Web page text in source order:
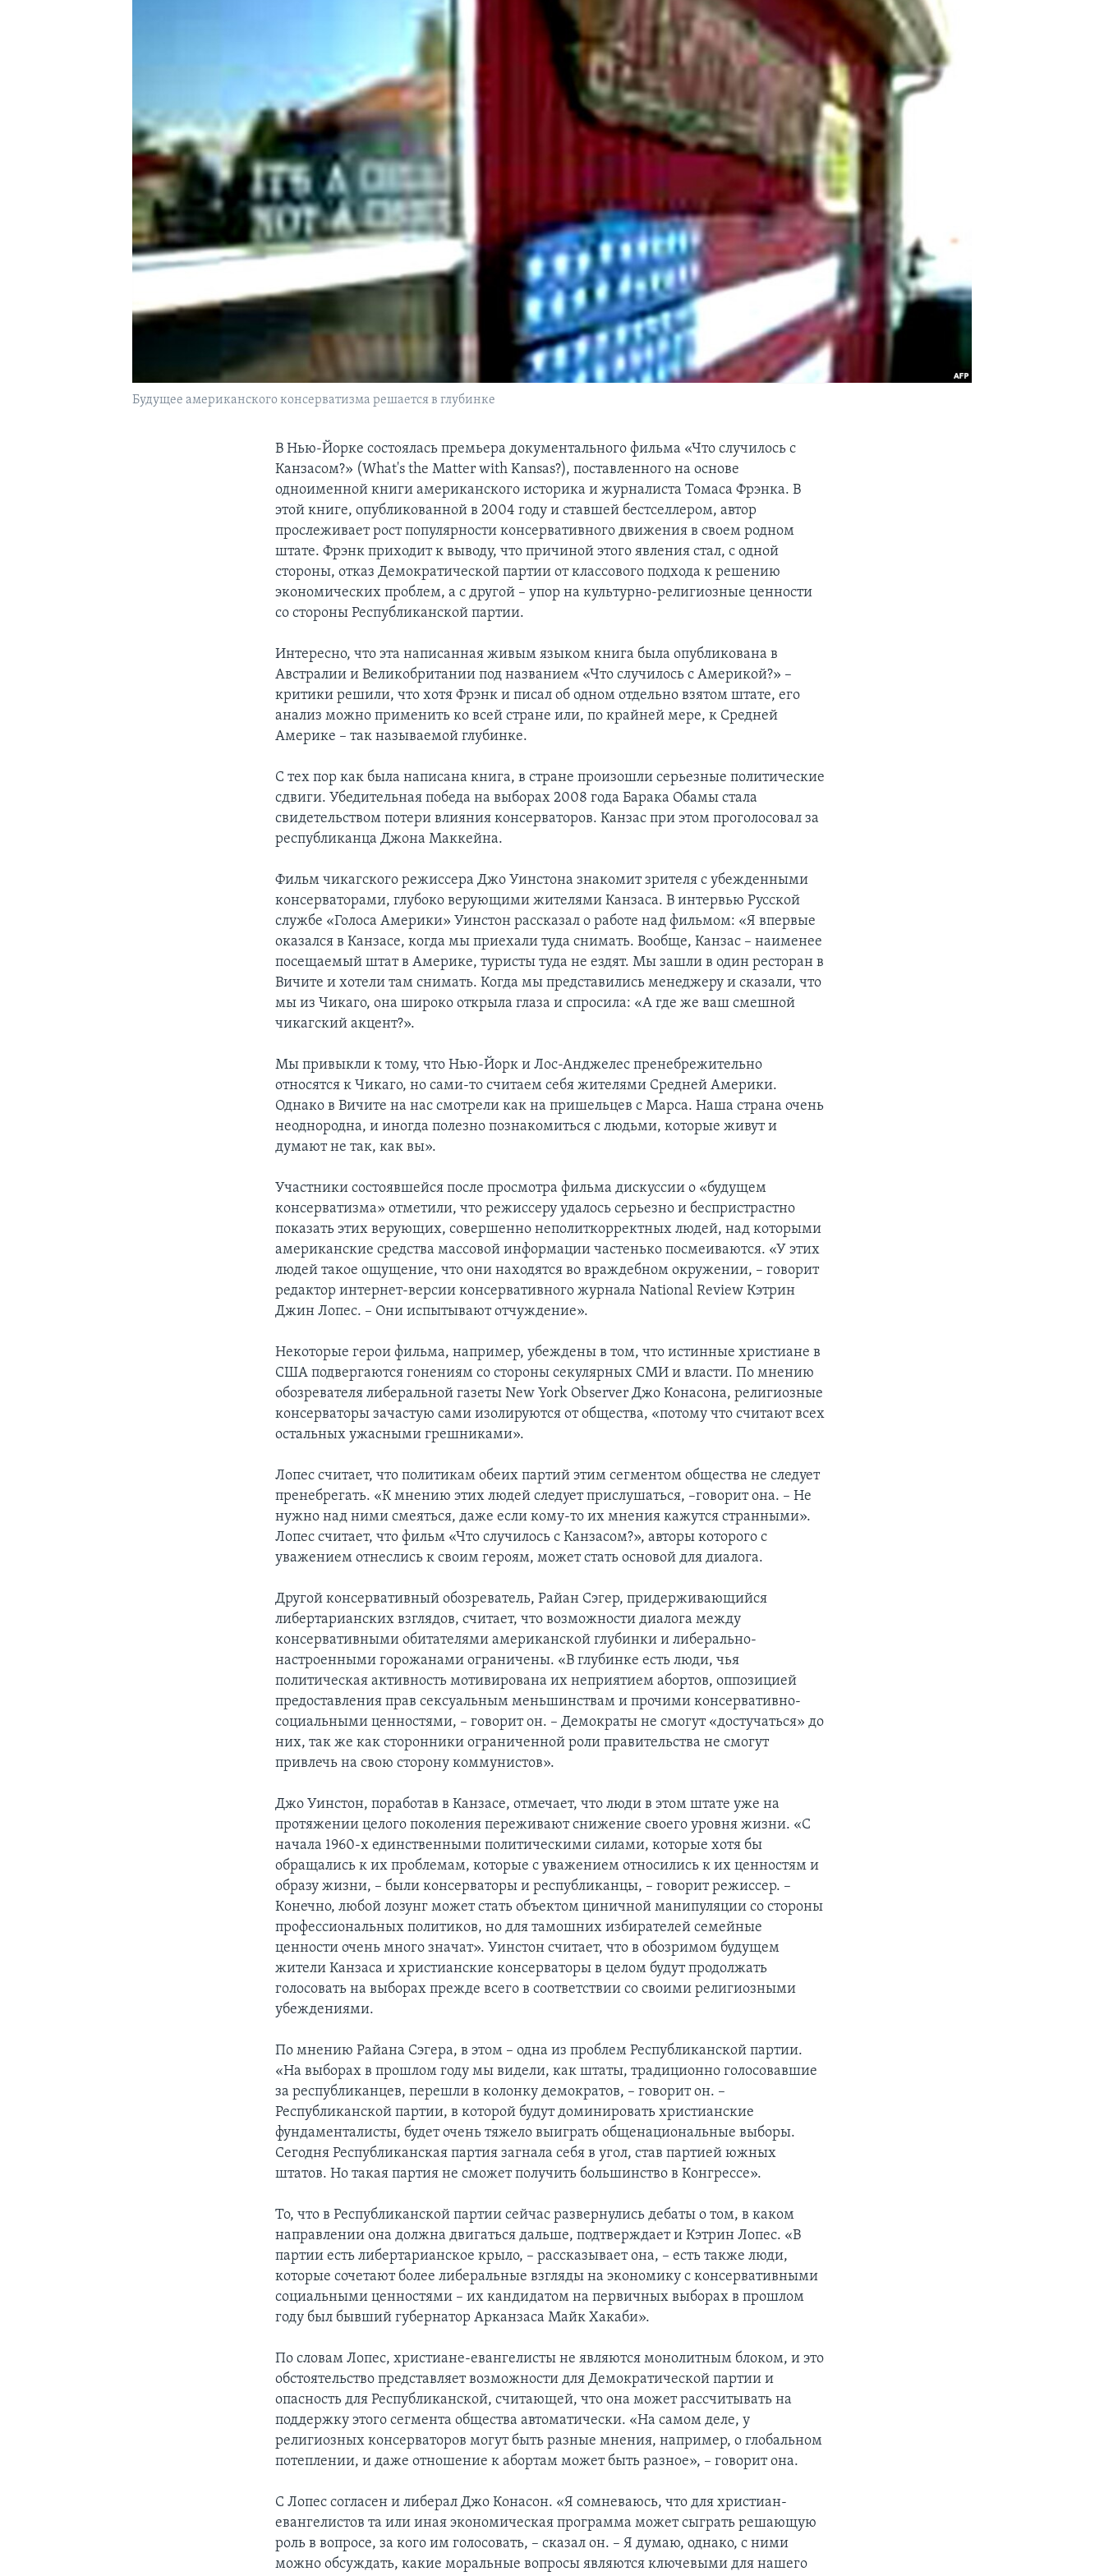
Будущее американского консерватизма решается в глубинке
В Нью-Йорке состоялась премьера документального фильма «Что случилось с
Канзасом?» (What's the Matter with Kansas?), поставленного на основе
одноименной книги американского историка и журналиста Томаса Фрэнка. В
этой книге, опубликованной в 2004 году и ставшей бестселлером, автор
прослеживает рост популярности консервативного движения в своем родном
штате. Фрэнк приходит к выводу, что причиной этого явления стал, с одной
стороны, отказ Демократической партии от классового подхода к решению
экономических проблем, а с другой – упор на культурно-религиозные ценности
со стороны Республиканской партии.
Интересно, что эта написанная живым языком книга была опубликована в
Австралии и Великобритании под названием «Что случилось с Америкой?» –
критики решили, что хотя Фрэнк и писал об одном отдельно взятом штате, его
анализ можно применить ко всей стране или, по крайней мере, к Средней
Америке – так называемой глубинке.
С тех пор как была написана книга, в стране произошли серьезные политические
сдвиги. Убедительная победа на выборах 2008 года Барака Обамы стала
свидетельством потери влияния консерваторов. Канзас при этом проголосовал за
республиканца Джона Маккейна.
Фильм чикагского режиссера Джо Уинстона знакомит зрителя с убежденными
консерваторами, глубоко верующими жителями Канзаса. В интервью Русской
службе «Голоса Америки» Уинстон рассказал о работе над фильмом: «Я впервые
оказался в Канзасе, когда мы приехали туда снимать. Вообще, Канзас – наименее
посещаемый штат в Америке, туристы туда не ездят. Мы зашли в один ресторан в
Вичите и хотели там снимать. Когда мы представились менеджеру и сказали, что
мы из Чикаго, она широко открыла глаза и спросила: «А где же ваш смешной
чикагский акцент?».
Мы привыкли к тому, что Нью-Йорк и Лос-Анджелес пренебрежительно
относятся к Чикаго, но сами-то считаем себя жителями Средней Америки.
Однако в Вичите на нас смотрели как на пришельцев с Марса. Наша страна очень
неоднородна, и иногда полезно познакомиться с людьми, которые живут и
думают не так, как вы».
Участники состоявшейся после просмотра фильма дискуссии о «будущем
консерватизма» отметили, что режиссеру удалось серьезно и беспристрастно
показать этих верующих, совершенно неполиткорректных людей, над которыми
американские средства массовой информации частенько посмеиваются. «У этих
людей такое ощущение, что они находятся во враждебном окружении, – говорит
редактор интернет-версии консервативного журнала National Review Кэтрин
Джин Лопес. – Они испытывают отчуждение».
Некоторые герои фильма, например, убеждены в том, что истинные христиане в
США подвергаются гонениям со стороны секулярных СМИ и власти. По мнению
обозревателя либеральной газеты New York Observer Джо Конасона, религиозные
консерваторы зачастую сами изолируются от общества, «потому что считают всех
остальных ужасными грешниками».
Лопес считает, что политикам обеих партий этим сегментом общества не следует
пренебрегать. «К мнению этих людей следует прислушаться, –говорит она. – Не
нужно над ними смеяться, даже если кому-то их мнения кажутся странными».
Лопес считает, что фильм «Что случилось с Канзасом?», авторы которого с
уважением отнеслись к своим героям, может стать основой для диалога.
Другой консервативный обозреватель, Райан Сэгер, придерживающийся
либертарианских взглядов, считает, что возможности диалога между
консервативными обитателями американской глубинки и либерально-
настроенными горожанами ограничены. «В глубинке есть люди, чья
политическая активность мотивирована их неприятием абортов, оппозицией
предоставления прав сексуальным меньшинствам и прочими консервативно-
социальными ценностями, – говорит он. – Демократы не смогут «достучаться» до
них, так же как сторонники ограниченной роли правительства не смогут
привлечь на свою сторону коммунистов».
Джо Уинстон, поработав в Канзасе, отмечает, что люди в этом штате уже на
протяжении целого поколения переживают снижение своего уровня жизни. «С
начала 1960-х единственными политическими силами, которые хотя бы
обращались к их проблемам, которые с уважением относились к их ценностям и
образу жизни, – были консерваторы и республиканцы, – говорит режиссер. –
Конечно, любой лозунг может стать объектом циничной манипуляции со стороны
профессиональных политиков, но для тамошних избирателей семейные
ценности очень много значат». Уинстон считает, что в обозримом будущем
жители Канзаса и христианские консерваторы в целом будут продолжать
голосовать на выборах прежде всего в соответствии со своими религиозными
убеждениями.
По мнению Райана Сэгера, в этом – одна из проблем Республиканской партии.
«На выборах в прошлом году мы видели, как штаты, традиционно голосовавшие
за республиканцев, перешли в колонку демократов, – говорит он. –
Республиканской партии, в которой будут доминировать христианские
фундаменталисты, будет очень тяжело выиграть общенациональные выборы.
Сегодня Республиканская партия загнала себя в угол, став партией южных
штатов. Но такая партия не сможет получить большинство в Конгрессе».
То, что в Республиканской партии сейчас развернулись дебаты о том, в каком
направлении она должна двигаться дальше, подтверждает и Кэтрин Лопес. «В
партии есть либертарианское крыло, – рассказывает она, – есть также люди,
которые сочетают более либеральные взгляды на экономику с консервативными
социальными ценностями – их кандидатом на первичных выборах в прошлом
году был бывший губернатор Арканзаса Майк Хакаби».
По словам Лопес, христиане-евангелисты не являются монолитным блоком, и это
обстоятельство представляет возможности для Демократической партии и
опасность для Республиканской, считающей, что она может рассчитывать на
поддержку этого сегмента общества автоматически. «На самом деле, у
религиозных консерваторов могут быть разные мнения, например, о глобальном
потеплении, и даже отношение к абортам может быть разное», – говорит она.
С Лопес согласен и либерал Джо Конасон. «Я сомневаюсь, что для христиан-
евангелистов та или иная экономическая программа может сыграть решающую
роль в вопросе, за кого им голосовать, – сказал он. – Я думаю, однако, с ними
можно обсуждать, какие моральные вопросы являются ключевыми для нашего